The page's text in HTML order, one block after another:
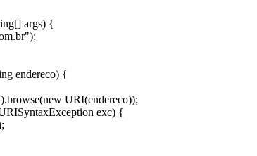
args) {
endereco) {
URI(endereco));
exc) {